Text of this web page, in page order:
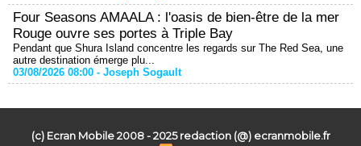
Four Seasons AMAALA : l'oasis de bien-être de la mer
Rouge ouvre ses portes à Triple Bay
Pendant que Shura Island concentre les regards sur The Red Sea, une
autre destination émerge plu...
03/08/2026 08:00 - Joseph Sogault
(c) Ecran Mobile 2008 - 2025 redaction (@) ecranmobile.fr